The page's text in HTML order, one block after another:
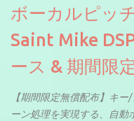
ボーカルピッ
Saint Mike
ース & 期間限
【期間限定無償配布】キ
ーン処理を実現する、自動